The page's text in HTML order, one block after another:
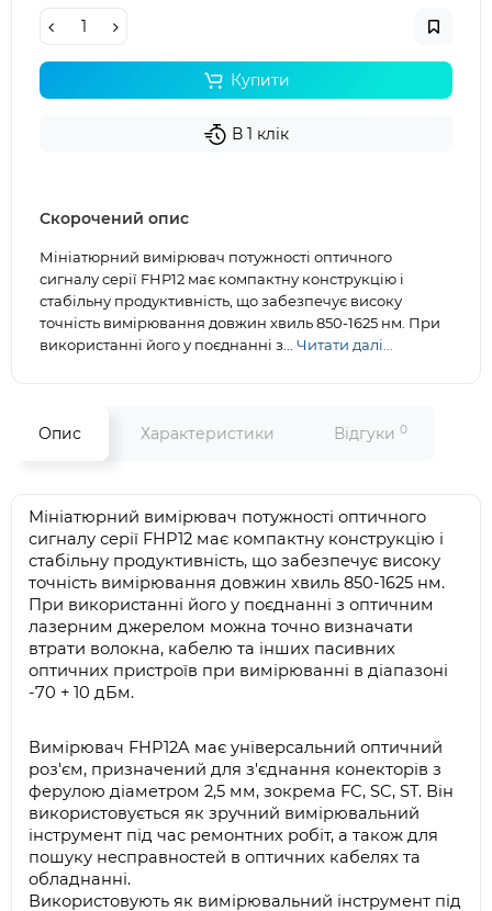
Купити
В 1 клік
Скорочений опис
Мініатюрний вимірювач потужності оптичного
сигналу серії FHP12 має компактну конструкцію і
стабільну продуктивність, що забезпечує високу
точність вимірювання довжин хвиль 850-1625 нм. При
використанні його у поєднанні з... Читати далі...
Опис Характеристики Відгуки 0
Мініатюрний вимірювач потужності оптичного
сигналу серії FHP12 має компактну конструкцію і
стабільну продуктивність, що забезпечує високу
точність вимірювання довжин хвиль 850-1625 нм.
При використанні його у поєднанні з оптичним
лазерним джерелом можна точно визначати
втрати волокна, кабелю та інших пасивних
оптичних пристроїв при вимірюванні в діапазоні
-70 + 10 дБм.
Вимірювач FHP12A має універсальний оптичний
роз'єм, призначений для з'єднання конекторів з
ферулою діаметром 2,5 мм, зокрема FC, SC, ST. Він
використовується як зручний вимірювальний
інструмент під час ремонтних робіт, а також для
пошуку несправностей в оптичних кабелях та
обладнанні.
Використовують як вимірювальний інструмент під